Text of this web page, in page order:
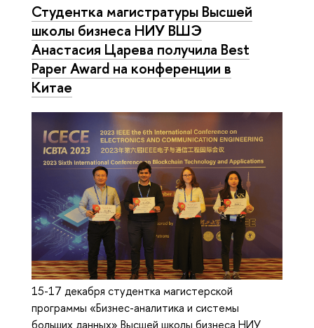
Студентка магистратуры Высшей
школы бизнеса НИУ ВШЭ
Анастасия Царева получила Best
Paper Award на конференции в
Китае
15-17 декабря студентка магистерской
программы «Бизнес-аналитика и системы
больших данных» Высшей школы бизнеса НИУ